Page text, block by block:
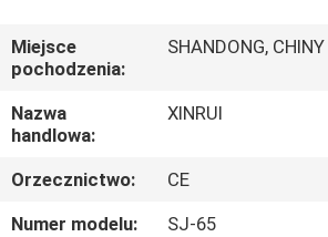
FILMY
O
NAS
Miejsce
pochodzenia:
SHANDONG, CHINY
Nazwa
handlowa:
XINRUI
Orzecznictwo:
CE
Numer modelu:
SJ-65